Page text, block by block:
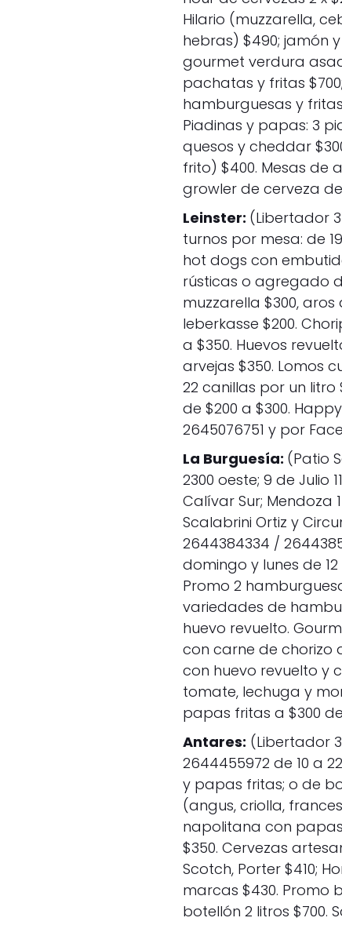
Hilario (muzzarella,
hebras) $490; jamón
gourmet verdura
pachatas y fritas
hamburguesas y
Piadinas y papas: 3
quesos y cheddar
frito) $400. Mesas de
growler de cerveza
Leinster: (Libertador
turnos por mesa: de
hot dogs con
rústicas o agregado
muzzarella $300, aros
leberkasse $200.
a $350. Huevos
arvejas $350. Lomos
22 canillas por un litro
de $200 a $300.
2645076751 y por
La Burguesía: (Patio
2300 oeste; 9 de Julio
Calívar Sur; Mendoza
Scalabrini Ortiz y
2644384334 /
domingo y lunes de
Promo 2
variedades de
huevo revuelto.
con carne de chorizo
con huevo revuelto y
tomate, lechuga y
papas fritas a $300
Antares: (Libertador
2644455972 de 10 a
y papas fritas; o de
(angus, criolla,
napolitana con
$350. Cervezas
Scotch, Porter $410;
marcas $430. Promo
botellón 2 litros $700.